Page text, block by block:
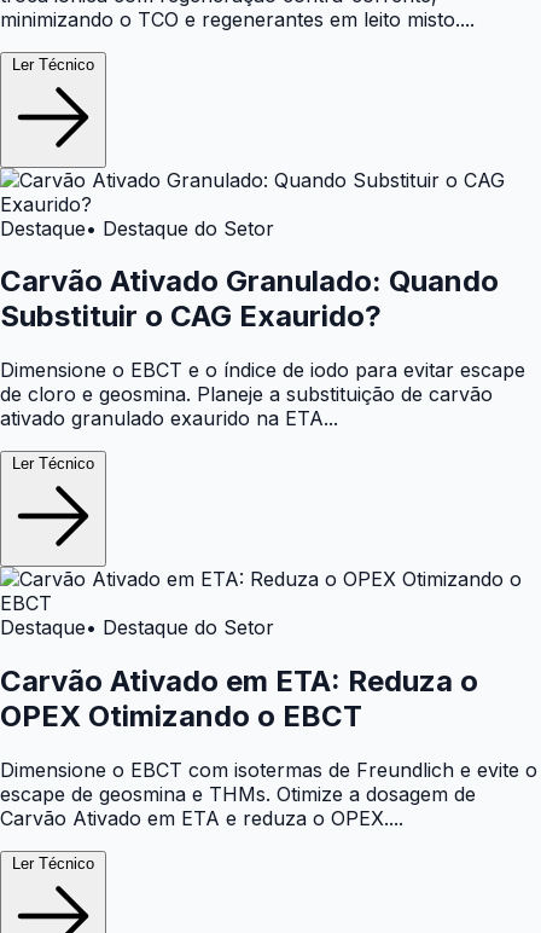
minimizando o TCO e regenerantes em leito misto....
Ler Técnico
Destaque• Destaque do Setor
Carvão Ativado Granulado: Quando
Substituir o CAG Exaurido?
Dimensione o EBCT e o índice de iodo para evitar escape
de cloro e geosmina. Planeje a substituição de carvão
ativado granulado exaurido na ETA...
Ler Técnico
Destaque• Destaque do Setor
Carvão Ativado em ETA: Reduza o
OPEX Otimizando o EBCT
Dimensione o EBCT com isotermas de Freundlich e evite o
escape de geosmina e THMs. Otimize a dosagem de
Carvão Ativado em ETA e reduza o OPEX....
Ler Técnico